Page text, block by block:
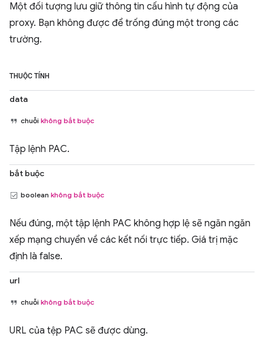
Một đối tượng lưu giữ thông tin cấu hình tự động của
proxy. Bạn không được để trống đúng một trong các
trường.
THUỘC TÍNH
data
chuỗi không bắt buộc
Tập lệnh PAC.
bắt buộc
boolean không bắt buộc
Nếu đúng, một tập lệnh PAC không hợp lệ sẽ ngăn ngăn
xếp mạng chuyển về các kết nối trực tiếp. Giá trị mặc
định là false.
url
chuỗi không bắt buộc
URL của tệp PAC sẽ được dùng.